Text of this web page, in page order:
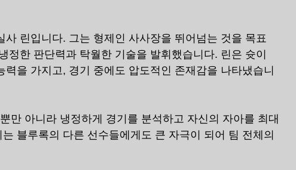
사 린입니다. 그는 형제인 사사장을 뛰어넘는 것을 목표
정한 판단력과 탁월한 기술을 발휘했습니다. 린은 슛이
을 가지고, 경기 중에도 압도적인 존재감을 나타냈습니
만 아니라 냉정하게 경기를 분석하고 자신의 자아를 최대
블루록의 다른 선수들에게도 큰 자극이 되어 팀 전체의